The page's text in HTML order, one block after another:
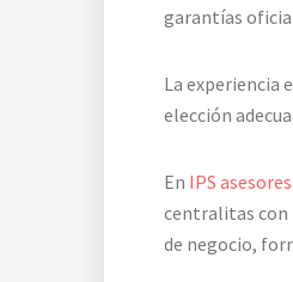
garantías
La experiencia
elección
En IPS asesores
centralitas con
de negocio,